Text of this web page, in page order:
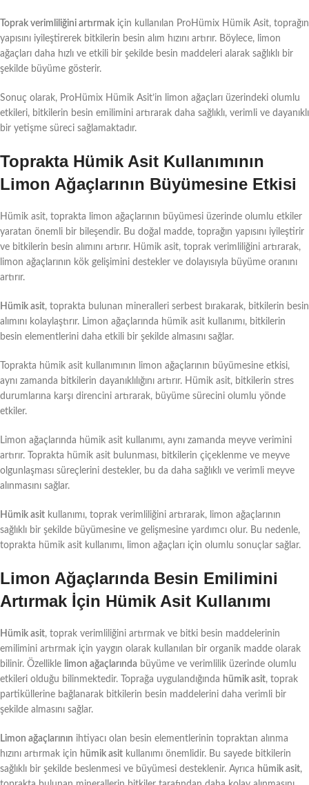
Toprak verimliliğini artırmak için kullanılan ProHümix Hümik Asit, toprağın
yapısını iyileştirerek bitkilerin besin alım hızını artırır. Böylece, limon
ağaçları daha hızlı ve etkili bir şekilde besin maddeleri alarak sağlıklı bir
şekilde büyüme gösterir.
Sonuç olarak, ProHümix Hümik Asit’in limon ağaçları üzerindeki olumlu
etkileri, bitkilerin besin emilimini artırarak daha sağlıklı, verimli ve dayanıklı
bir yetişme süreci sağlamaktadır.
Toprakta Hümik Asit Kullanımının
Limon Ağaçlarının Büyümesine Etkisi
Hümik asit, toprakta limon ağaçlarının büyümesi üzerinde olumlu etkiler
yaratan önemli bir bileşendir. Bu doğal madde, toprağın yapısını iyileştirir
ve bitkilerin besin alımını artırır. Hümik asit, toprak verimliliğini artırarak,
limon ağaçlarının kök gelişimini destekler ve dolayısıyla büyüme oranını
artırır.
Hümik asit, toprakta bulunan mineralleri serbest bırakarak, bitkilerin besin
alımını kolaylaştırır. Limon ağaçlarında hümik asit kullanımı, bitkilerin
besin elementlerini daha etkili bir şekilde almasını sağlar.
Toprakta hümik asit kullanımının limon ağaçlarının büyümesine etkisi,
aynı zamanda bitkilerin dayanıklılığını artırır. Hümik asit, bitkilerin stres
durumlarına karşı direncini artırarak, büyüme sürecini olumlu yönde
etkiler.
Limon ağaçlarında hümik asit kullanımı, aynı zamanda meyve verimini
artırır. Toprakta hümik asit bulunması, bitkilerin çiçeklenme ve meyve
olgunlaşması süreçlerini destekler, bu da daha sağlıklı ve verimli meyve
alınmasını sağlar.
Hümik asit kullanımı, toprak verimliliğini artırarak, limon ağaçlarının
sağlıklı bir şekilde büyümesine ve gelişmesine yardımcı olur. Bu nedenle,
toprakta hümik asit kullanımı, limon ağaçları için olumlu sonuçlar sağlar.
Limon Ağaçlarında Besin Emilimini
Artırmak İçin Hümik Asit Kullanımı
Hümik asit, toprak verimliliğini artırmak ve bitki besin maddelerinin
emilimini artırmak için yaygın olarak kullanılan bir organik madde olarak
bilinir. Özellikle limon ağaçlarında büyüme ve verimlilik üzerinde olumlu
etkileri olduğu bilinmektedir. Toprağa uygulandığında hümik asit, toprak
partiküllerine bağlanarak bitkilerin besin maddelerini daha verimli bir
şekilde almasını sağlar.
Limon ağaçlarının ihtiyacı olan besin elementlerinin topraktan alınma
hızını artırmak için hümik asit kullanımı önemlidir. Bu sayede bitkilerin
sağlıklı bir şekilde beslenmesi ve büyümesi desteklenir. Ayrıca hümik asit,